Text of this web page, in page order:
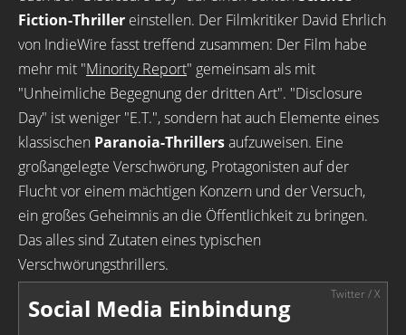
Fiction-Thriller einstellen. Der Filmkritiker David Ehrlich
von IndieWire fasst treffend zusammen: Der Film habe
mehr mit "Minority Report" gemeinsam als mit
"Unheimliche Begegnung der dritten Art". "Disclosure
Day" ist weniger "E.T.", sondern hat auch Elemente eines
klassischen Paranoia-Thrillersaufzuweisen. Eine
großangelegte Verschwörung, Protagonisten auf der
Flucht vor einem mächtigen Konzern und der Versuch,
ein großes Geheimnis an die Öffentlichkeit zu bringen.
Das alles sind Zutaten eines typischen
Verschwörungsthrillers.
Social Media Einbindung